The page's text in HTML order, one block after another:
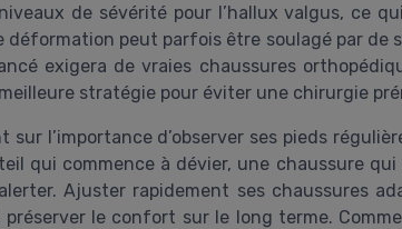
de sévérité pour l’hallux valgus, ce
déformation peut parfois être soulagé par de
exigera de vraies chaussures
stratégie pour éviter une chirurgie
sur l’importance d’observer ses pieds
qui commence à dévier, une chaussure
Ajuster rapidement ses chaussures
le confort sur le long terme.